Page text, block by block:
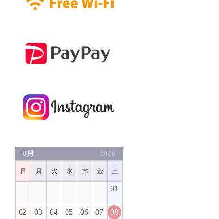
8月 2026
日 月 火 水 木 金 土
01
02 03 04 05 06 07 08